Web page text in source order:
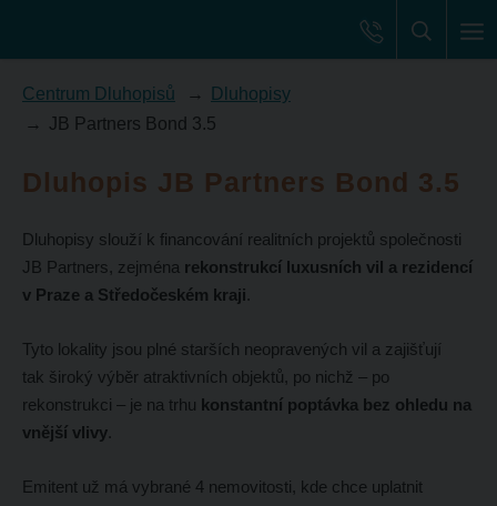
Centrum Dluhopisů
Dluhopisy
JB Partners Bond 3.5
Dluhopis JB Partners Bond 3.5
Dluhopisy slouží k financování realitních projektů společnosti
JB Partners, zejména rekonstrukcí luxusních vil a rezidencí
v Praze a Středočeském kraji.
Tyto lokality jsou plné starších neopravených vil a zajišťují
tak široký výběr atraktivních objektů, po nichž – po
rekonstrukci – je na trhu konstantní poptávka bez ohledu na
vnější vlivy.
Emitent už má vybrané 4 nemovitosti, kde chce uplatnit